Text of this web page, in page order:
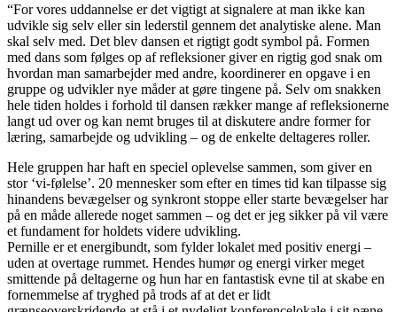
“For vores uddannelse er det vigtigt at signalere at man ikke kan
udvikle sig selv eller sin lederstil gennem det analytiske alene. Man
skal selv med. Det blev dansen et rigtigt godt symbol på. Formen
med dans som følges op af refleksioner giver en rigtig god snak om
hvordan man samarbejder med andre, koordinerer en opgave i en
gruppe og udvikler nye måder at gøre tingene på. Selv om snakken
hele tiden holdes i forhold til dansen rækker mange af refleksionerne
langt ud over og kan nemt bruges til at diskutere andre former for
læring, samarbejde og udvikling – og de enkelte deltageres roller.
Hele gruppen har haft en speciel oplevelse sammen, som giver en
stor ‘vi-følelse’. 20 mennesker som efter en times tid kan tilpasse sig
hinandens bevægelser og synkront stoppe eller starte bevægelser har
på en måde allerede noget sammen – og det er jeg sikker på vil være
et fundament for holdets videre udvikling.
Pernille er et energibundt, som fylder lokalet med positiv energi –
uden at overtage rummet. Hendes humør og energi virker meget
smittende på deltagerne og hun har en fantastisk evne til at skabe en
fornemmelse af tryghed på trods af at det er lidt